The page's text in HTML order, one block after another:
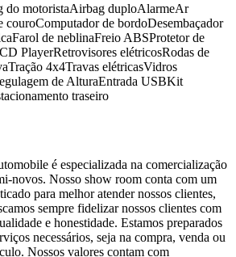
do motoristaAirbag duploAlarmeAr
couroComputador de bordoDesembaçador
Farol de neblinaFreio ABSProtetor de
PlayerRetrovisores elétricosRodas de
Tração 4x4Travas elétricasVidros
de AlturaEntrada USBKit
traseiro
é especializada na comercialização
novos. Nosso show room conta com um
para melhor atender nossos clientes,
sempre fidelizar nossos clientes com
e honestidade. Estamos preparados
necessários, seja na compra, venda ou
Nossos valores contam com